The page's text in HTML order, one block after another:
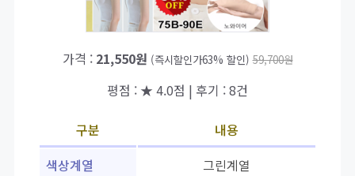
가격 : 21,550원 (즉시할인가63% 할인) 59,700원
평점 : ★ 4.0점 | 후기 : 8건
구분
내용
색상계열
그린계열